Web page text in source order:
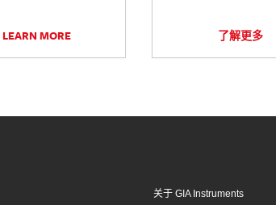
LEARN MORE 了解更多
关于 GIA Instruments